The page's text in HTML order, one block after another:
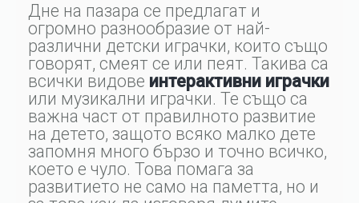
Дне на пазара се предлагат и
огромно разнообразие от най-
различни детски играчки, които също
говорят, смеят се или пеят. Такива са
всички видове интерактивни играчки
или музикални играчки. Те също са
важна част от правилното развитие
на детето, защото всяко малко дете
запомня много бързо и точно всичко,
което е чуло. Това помага за
развитието не само на паметта, но и